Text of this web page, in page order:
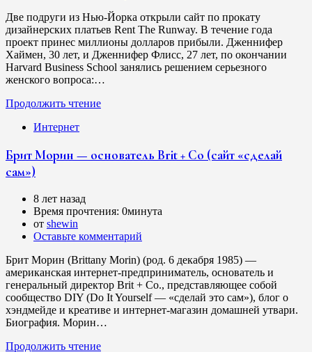
Две подруги из Нью-Йорка открыли сайт по прокату
дизайнерских платьев Rent The Runway. В течение года
проект принес миллионы долларов прибыли. Дженнифер
Хаймен, 30 лет, и Дженнифер Флисс, 27 лет, по окончании
Harvard Business School занялись решением серьезного
женского вопроса:…
Продолжить чтение
Интернет
Брит Морин — основатель Brit + Co (сайт «сделай
сам»)
8 лет назад
Время прочтения: 0минута
от shewin
Оставьте комментарий
Брит Морин (Brittany Morin) (род. 6 декабря 1985) —
американская интернет-предприниматель, основатель и
генеральный директор Brit + Co., представляющее собой
сообщество DIY (Do It Yourself — «сделай это сам»), блог о
хэндмейде и креативе и интернет-магазин домашней утвари.
Биография. Морин…
Продолжить чтение